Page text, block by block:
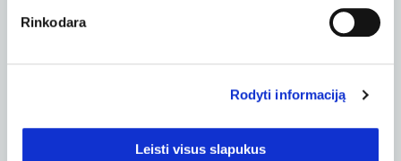
Rinkodara
Rodyti informaciją
Leisti visus slapukus
EUR/mėn.